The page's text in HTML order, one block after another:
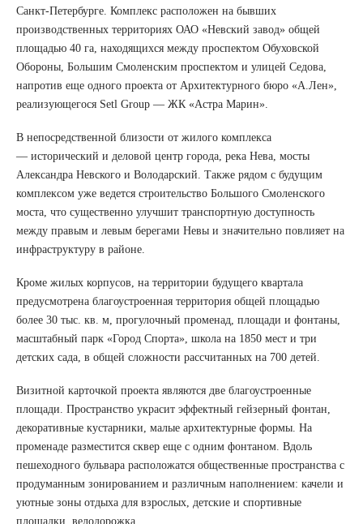
Санкт-Петербурге. Комплекс расположен на бывших
производственных территориях ОАО «Невский завод» общей
площадью 40 га, находящихся между проспектом Обуховской
Обороны, Большим Смоленским проспектом и улицей Седова,
напротив еще одного проекта от Архитектурного бюро «А.Лен»,
реализующегося Setl Group — ЖК «Астра Марин».
В непосредственной близости от жилого комплекса
— исторический и деловой центр города, река Нева, мосты
Александра Невского и Володарский. Также рядом с будущим
комплексом уже ведется строительство Большого Смоленского
моста, что существенно улучшит транспортную доступность
между правым и левым берегами Невы и значительно повлияет на
инфраструктуру в районе.
Кроме жилых корпусов, на территории будущего квартала
предусмотрена благоустроенная территория общей площадью
более 30 тыс. кв. м, прогулочный променад, площади и фонтаны,
масштабный парк «Город Спорта», школа на 1850 мест и три
детских сада, в общей сложности рассчитанных на 700 детей.
Визитной карточкой проекта являются две благоустроенные
площади. Пространство украсит эффектный гейзерный фонтан,
декоративные кустарники, малые архитектурные формы. На
променаде разместится сквер еще с одним фонтаном. Вдоль
пешеходного бульвара расположатся общественные пространства с
продуманным зонированием и различным наполнением: качели и
уютные зоны отдыха для взрослых, детские и спортивные
площадки, велодорожка.